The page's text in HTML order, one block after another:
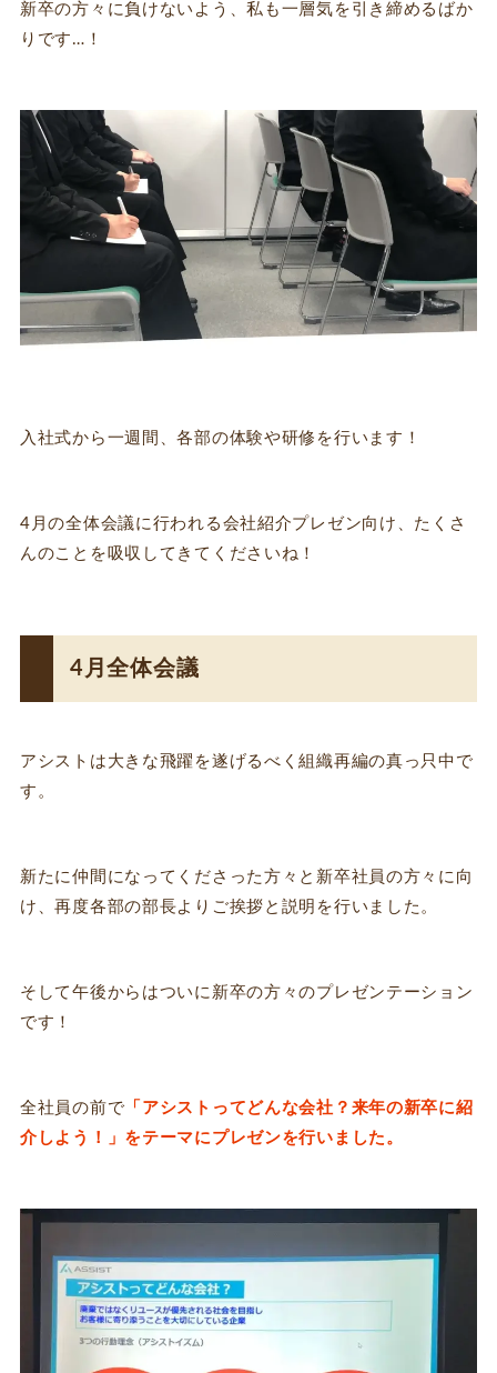
新卒の方々に負けないよう、私も一層気を引き締めるばか
りです…！
入社式から一週間、各部の体験や研修を行います！
4月の全体会議に行われる会社紹介プレゼン向け、たくさ
んのことを吸収してきてくださいね！
4月全体会議
アシストは大きな飛躍を遂げるべく組織再編の真っ只中で
す。
新たに仲間になってくださった方々と新卒社員の方々に向
け、再度各部の部長よりご挨拶と説明を行いました。
そして午後からはついに新卒の方々のプレゼンテーション
です！
全社員の前で 「アシストってどんな会社？来年の新卒に紹
介しよう！」をテーマにプレゼンを行いました。